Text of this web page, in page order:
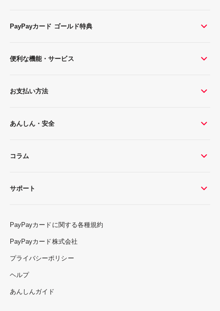
PayPayカード ゴールド特典
便利な機能・サービス
お支払い方法
あんしん・安全
コラム
サポート
PayPayカードに関する各種規約
PayPayカード株式会社
プライバシーポリシー
ヘルプ
あんしんガイド